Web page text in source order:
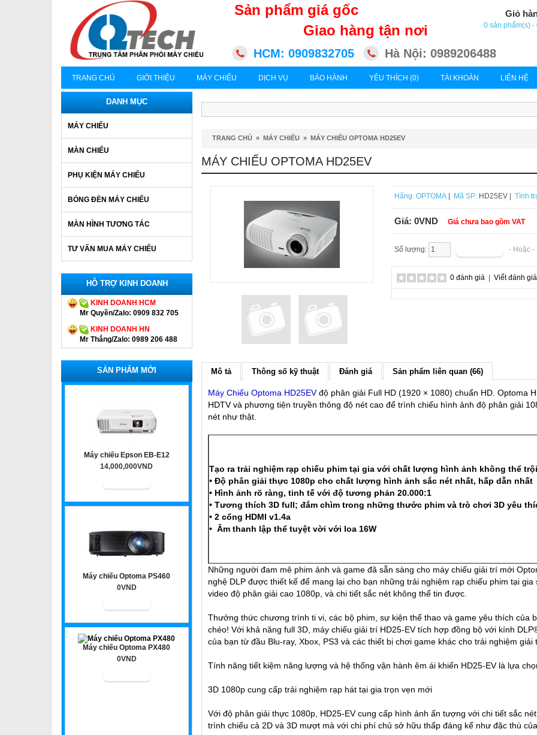
Sản phẩm giá gốc
Giao hàng tận nơi
Giỏ
0 sản phẩm(s) -
HCM: 0909832705 Hà Nội: 0989206488
TRANG CHỦ GIỚI THIỆU MÁY CHIẾU DỊCH VỤ BẢO HÀNH YÊU THÍCH (0) TÀI KHOẢN LIÊN HỆ
DANH MỤC
MÁY CHIẾU
MÀN CHIẾU
PHỤ KIỆN MÁY CHIẾU
BÓNG ĐÈN MÁY CHIẾU
MÀN HÌNH TƯƠNG TÁC
TƯ VẤN MUA MÁY CHIẾU
HỖ TRỢ KINH DOANH
KINH DOANH HCM
Mr Quyền/Zalo: 0909 832 705
KINH DOANH HN
Mr Thắng/Zalo: 0989 206 488
SẢN PHẨM MỚI
Máy chiếu Epson EB-E12
14,000,000VND
Máy chiếu Optoma PS460
0VND
Máy chiếu Optoma PX480
0VND
TRANG CHỦ » MÁY CHIẾU » MÁY CHIẾU OPTOMA HD25EV
MÁY CHIẾU OPTOMA HD25EV
Hãng: OPTOMA| Mã SP:HD25EV | Tình
Giá: 0VND Giá chưa bao gồm VAT
Số lượng: - Hoặc
0 đánh giá| Viết đánh giá
Mô tả Thông số kỹ thuật Đánh giá Sản phẩm liên quan (66)
Máy Chiếu Optoma HD25EVđộ phân giải Full HD (1920 × 1080) chuẩn HD. Optoma
HDTV và phương tiện truyền thông độ nét cao để trình chiếu hình ảnh độ phân giải
nét như thật.
Tạo ra trải nghiệm rạp chiếu phim tại gia với chất lượng hình ảnh không thể
• Độ phân giải thực 1080p cho chất lượng hình ảnh sắc nét nhất, hấp dẫn nhất
• Hình ảnh rõ ràng, tinh tế với độ tương phản 20.000:1
• Tương thích 3D full; đắm chìm trong những thước phim và trò chơi 3D yêu
• 2 cổng HDMI v1.4a
• Âm thanh lập thể tuyệt vời với loa 16W
Những người đam mê phim ảnh và game đã sẵn sàng cho máy chiếu giải trí mới
nghệ DLP được thiết kế để mang lại cho bạn những trải nghiệm rạp chiếu phim tại
video độ phân giải cao 1080p, và chi tiết sắc nét không thể tin được.
Thưởng thức chương trình ti vi, các bộ phim, sự kiện thể thao và game yêu thích của
chéo! Với khả năng full 3D, máy chiếu giải trí HD25-EV tích hợp đồng bộ với kính
của bạn từ đầu Blu-ray, Xbox, PS3 và các thiết bị chơi game khác cho trải nghiệm giải
Tính năng tiết kiệm năng lượng và hệ thống vận hành êm ái khiến HD25-EV là lựa
3D 1080p cung cấp trải nghiệm rạp hát tại gia trọn vẹn mới
Với độ phân giải thực 1080p, HD25-EV cung cấp hình ảnh ấn tượng với chi tiết sắc
trình chiếu cả 2D và 3D mượt mà với chi phí chủ sở hữu thấp đáng kể như đặc thù